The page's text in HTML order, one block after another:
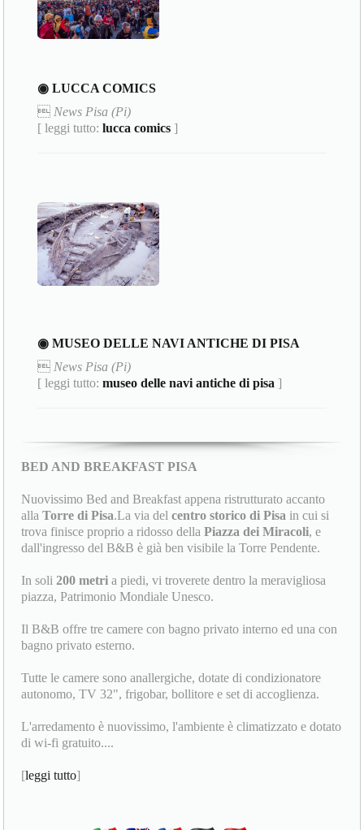
◉ LUCCA COMICS
 News Pisa (Pi)
[ leggi tutto:lucca comics ]
◉ MUSEO DELLE NAVI ANTICHE DI PISA
 News Pisa (Pi)
[ leggi tutto:museo delle navi antiche di pisa ]
BED AND BREAKFAST PISA
Nuovissimo Bed and Breakfast appena ristrutturato accanto
allaTorre di Pisa.La via delcentro storico di Pisa in cui si
trova finisce proprio a ridosso dellaPiazza dei Miracoli, e
dall'ingresso del B&B è già ben visibile la Torre Pendente.
In soli 200 metri a piedi, vi troverete dentro la meravigliosa
piazza, Patrimonio Mondiale Unesco.
Il B&B offre tre camere con bagno privato interno ed una con
bagno privato esterno.
Tutte le camere sono anallergiche, dotate di condizionatore
autonomo, TV 32", frigobar, bollitore e set di accoglienza.
L'arredamento è nuovissimo, l'ambiente è climatizzato e dotato
di wi-fi gratuito....
[leggi tutto]